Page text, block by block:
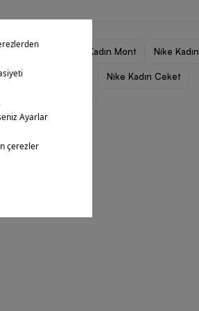
Kadın Mont Nike Kadın
Nike Kadın Giyim Nike Kadın Ceket